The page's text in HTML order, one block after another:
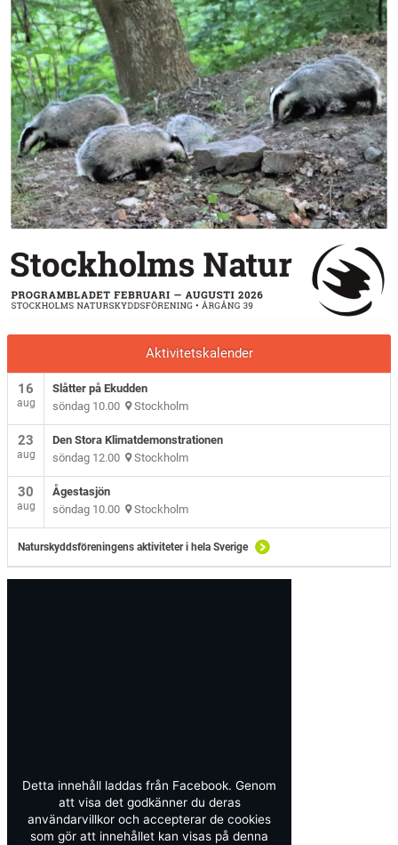
Aktivitetskalender
16
aug
Slåtter på Ekudden
söndag 10.00 Stockholm
23
aug
Den Stora Klimatdemonstrationen
söndag 12.00 Stockholm
30
aug
Ågestasjön
söndag 10.00 Stockholm
Naturskyddsföreningens aktiviteter i hela Sverige
Detta innehåll laddas från Facebook. Genom
att visa det godkänner du deras
användarvillkor och accepterar de cookies
som gör att innehållet kan visas på denna